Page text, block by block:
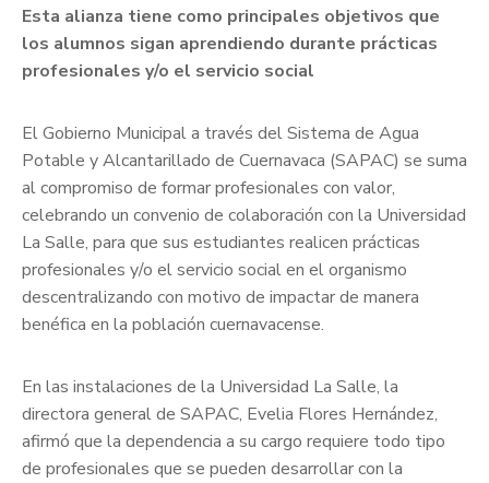
Esta alianza tiene como principales objetivos que
los alumnos sigan aprendiendo durante prácticas
profesionales y/o el servicio social
El Gobierno Municipal a través del Sistema de Agua
Potable y Alcantarillado de Cuernavaca (SAPAC) se suma
al compromiso de formar profesionales con valor,
celebrando un convenio de colaboración con la Universidad
La Salle, para que sus estudiantes realicen prácticas
profesionales y/o el servicio social en el organismo
descentralizando con motivo de impactar de manera
benéfica en la población cuernavacense.
En las instalaciones de la Universidad La Salle, la
directora general de SAPAC, Evelia Flores Hernández,
afirmó que la dependencia a su cargo requiere todo tipo
de profesionales que se pueden desarrollar con la